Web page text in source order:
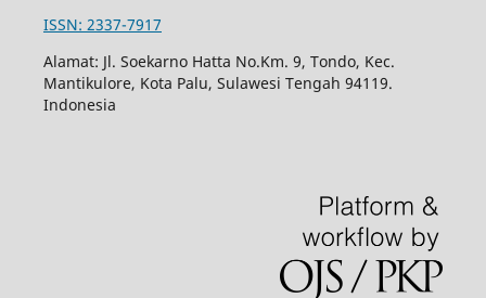
ISSN: 2337-7917
Alamat: Jl. Soekarno Hatta No.Km. 9, Tondo, Kec.
Mantikulore, Kota Palu, Sulawesi Tengah 94119.
Indonesia